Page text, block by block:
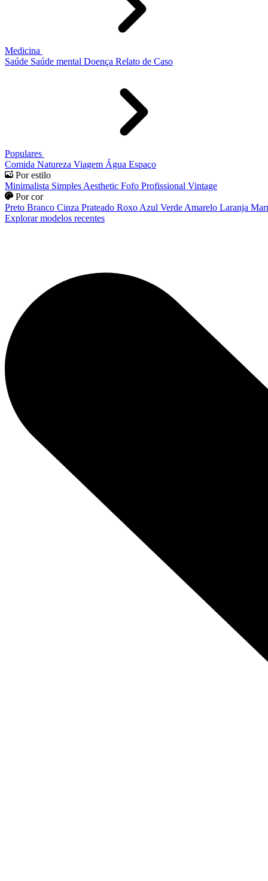
Medicina
Saúde Saúde mental Doença Relato de Caso
Populares
Comida Natureza Viagem Água Espaço
Por estilo
Minimalista Simples Aesthetic Fofo Profissional Vintage
Por cor
Preto Branco Cinza Prateado Roxo Azul Verde Amarelo Laranja
Explorar modelos recentes